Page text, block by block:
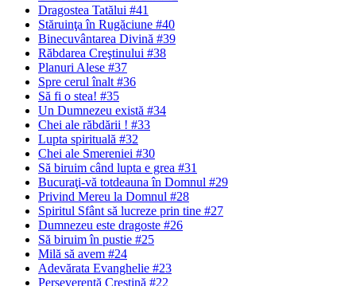
Dragostea Tatălui #41
Stăruinţa în Rugăciune #40
Binecuvântarea Divină #39
Răbdarea Creştinului #38
Planuri Alese #37
Spre cerul înalt #36
Să fi o stea! #35
Un Dumnezeu există #34
Chei ale răbdării ! #33
Lupta spirituală #32
Chei ale Smereniei #30
Să biruim când lupta e grea #31
Bucuraţi-vă totdeauna în Domnul #29
Privind Mereu la Domnul #28
Spiritul Sfânt să lucreze prin tine #27
Dumnezeu este dragoste #26
Să biruim în pustie #25
Milă să avem #24
Adevărata Evanghelie #23
Perseverență Creștină #22